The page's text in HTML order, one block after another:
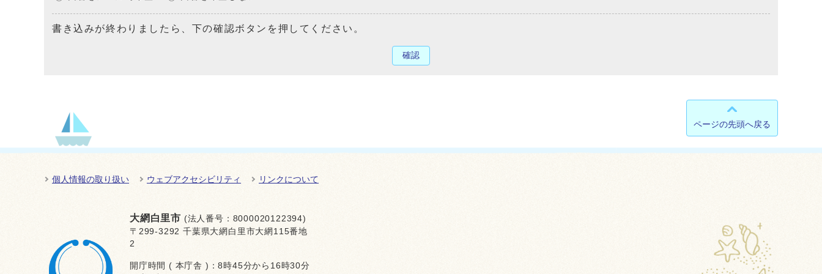
書き込みが終わりましたら、下の確認ボタンを押してください。
確認
ページの先頭へ戻る
個人情報の取り扱い ウェブアクセシビリティ リンクについて
大網白里市 (法人番号：8000020122394)
〒299-3292 千葉県大網白里市大網115番地
2
開庁時間 ( 本庁舎 )：8時45分から16時30分